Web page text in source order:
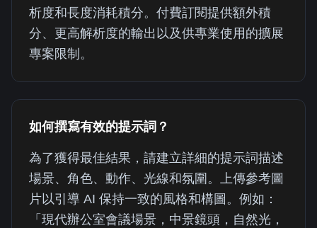
析度和長度消耗積分。付費訂閱提供額外積
分、更高解析度的輸出以及供專業使用的擴展
專案限制。
如何撰寫有效的提示詞？
為了獲得最佳結果，請建立詳細的提示詞描述
場景、角色、動作、光線和氛圍。上傳參考圖
片以引導 AI 保持一致的風格和構圖。例如：
「現代辦公室會議場景，中景鏡頭，自然光，